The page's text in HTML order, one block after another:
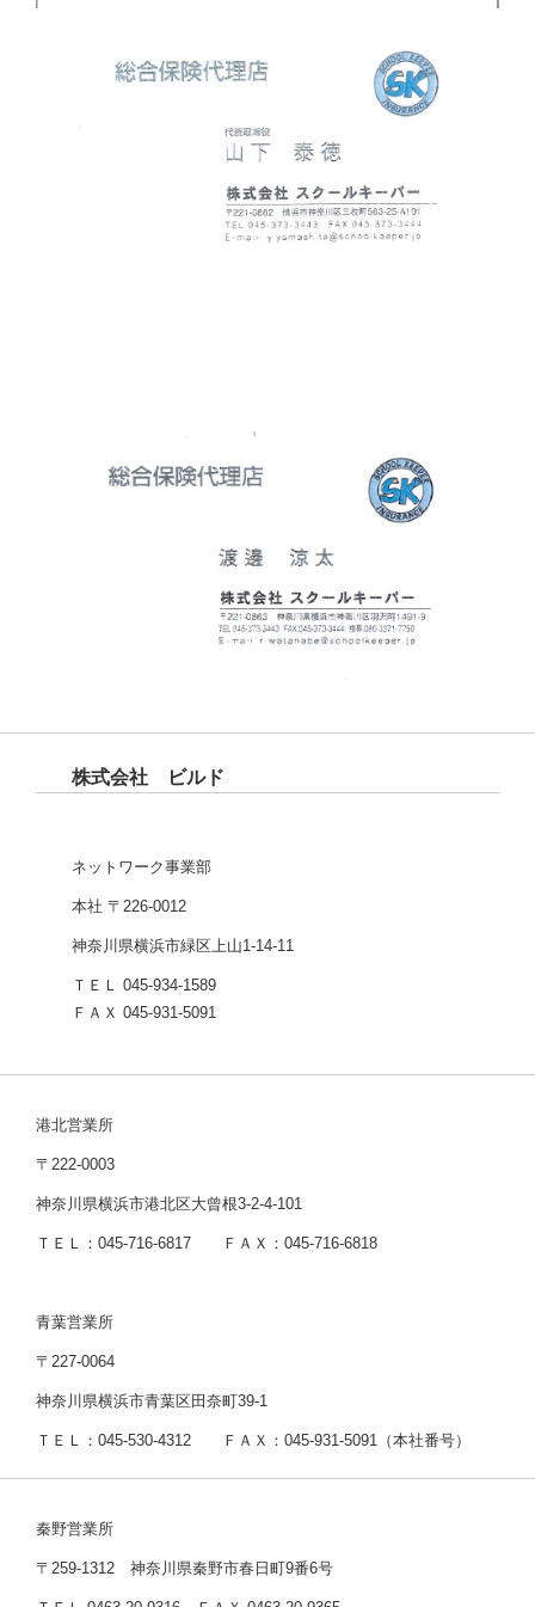
株式会社 ビルド
ネットワーク事業部
本社 〒226-0012
神奈川県横浜市緑区上山1-14-11
ＴＥＬ 045-934-1589
ＦＡＸ 045-931-5091
港北営業所
〒222-0003
神奈川県横浜市港北区大曾根3-2-4-101
ＴＥＬ：045-716-6817 ＦＡＸ：045-716-6818
青葉営業所
〒227-0064
神奈川県横浜市青葉区田奈町39-1
ＴＥＬ：045-530-4312 ＦＡＸ：045-931-5091（本社番号）
秦野営業所
〒259-1312 神奈川県秦野市春日町9番6号